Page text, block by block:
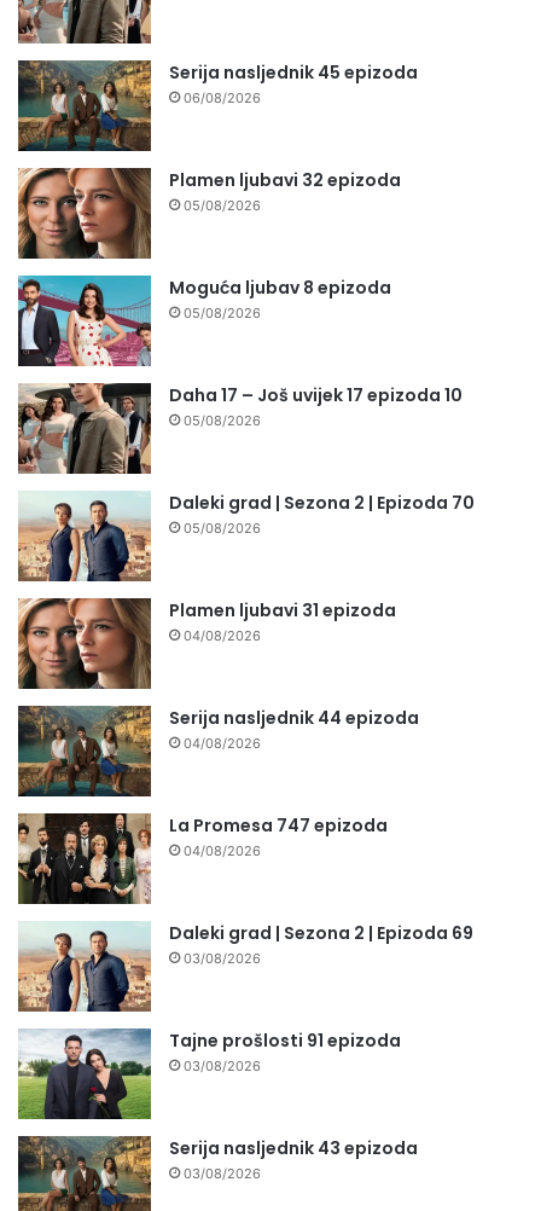
Serija nasljednik 45 epizoda
06/08/2026
Plamen ljubavi 32 epizoda
05/08/2026
Moguća ljubav 8 epizoda
05/08/2026
Daha 17 – Još uvijek 17 epizoda 10
05/08/2026
Daleki grad | Sezona 2 | Epizoda 70
05/08/2026
Plamen ljubavi 31 epizoda
04/08/2026
Serija nasljednik 44 epizoda
04/08/2026
La Promesa 747 epizoda
04/08/2026
Daleki grad | Sezona 2 | Epizoda 69
03/08/2026
Tajne prošlosti 91 epizoda
03/08/2026
Serija nasljednik 43 epizoda
03/08/2026